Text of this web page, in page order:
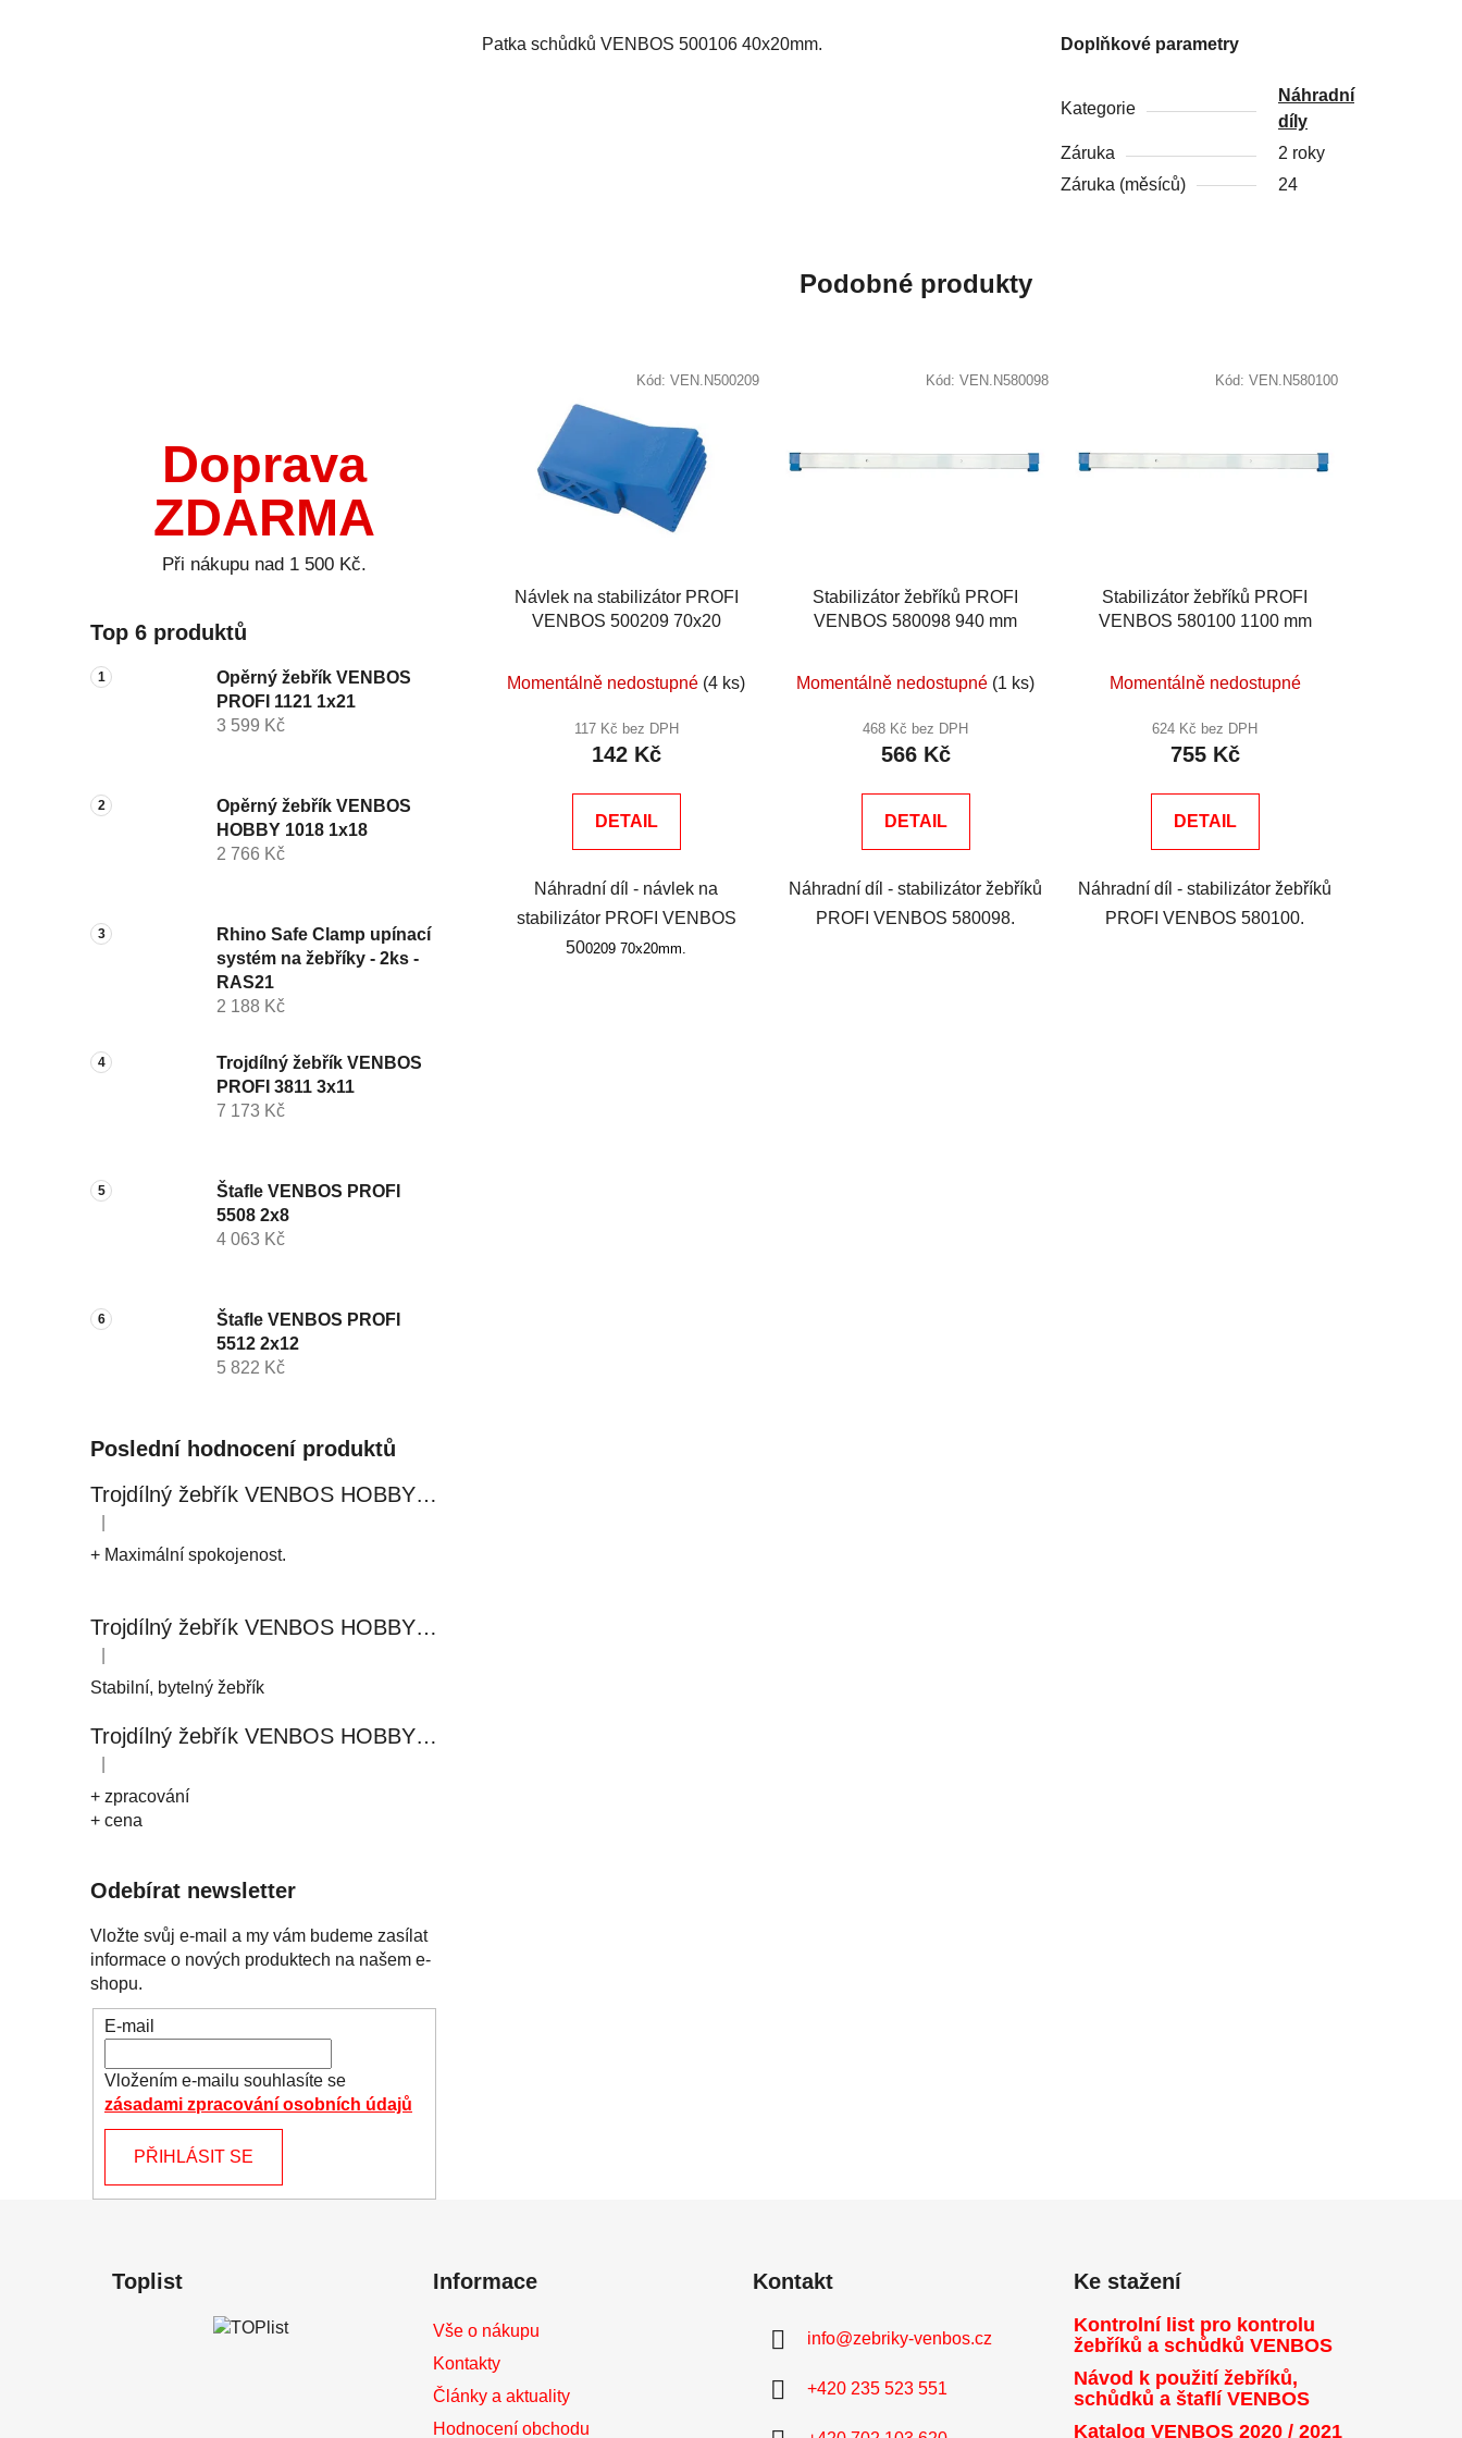
Doprava
ZDARMA
Při nákupu nad 1 500 Kč.
Top 6 produktů
Opěrný žebřík VENBOS
PROFI 1121 1x21
3 599 Kč
Opěrný žebřík VENBOS
HOBBY 1018 1x18
2 766 Kč
Rhino Safe Clamp upínací
systém na žebříky - 2ks -
RAS21
2 188 Kč
Trojdílný žebřík VENBOS
PROFI 3811 3x11
7 173 Kč
Štafle VENBOS PROFI
5508 2x8
4 063 Kč
Štafle VENBOS PROFI
5512 2x12
5 822 Kč
Poslední hodnocení produktů
Trojdílný žebřík VENBOS HOBBY 4409 3x9
Hodnocení produktu je 5 z 5 hvězdiček.
+ Maximální spokojenost.
Trojdílný žebřík VENBOS HOBBY 4411 3x11
Hodnocení produktu je 5 z 5 hvězdiček.
Stabilní, bytelný žebřík
Trojdílný žebřík VENBOS HOBBY 4408 3x8
Hodnocení produktu je 5 z 5 hvězdiček.
+ zpracování
+ cena
Odebírat newsletter
Vložte svůj e-mail a my vám budeme zasílat
informace o nových produktech na našem e-
shopu.
E-mail
Vložením e-mailu souhlasíte se
zásadami zpracování osobních údajů
PŘIHLÁSIT SE
Patka schůdků VENBOS 500106 40x20mm. Doplňkové parametry
Kategorie
Náhradní
díly
Záruka
2 roky
Záruka (měsíců)
24
Podobné produkty
Návlek na stabilizátor PROFI
VENBOS 500209 70x20
Momentálně nedostupné (4 ks)
117 Kč bez DPH
142 Kč
DETAIL
Náhradní díl - návlek na
stabilizátor PROFI VENBOS
500209 70x20mm.
Kód: VEN.N500209
Stabilizátor žebříků PROFI
VENBOS 580098 940 mm
Momentálně nedostupné (1 ks)
468 Kč bez DPH
566 Kč
DETAIL
Náhradní díl - stabilizátor žebříků
PROFI VENBOS 580098.
Kód: VEN.N580098
Stabilizátor žebříků PROFI
VENBOS 580100 1100 mm
Momentálně nedostupné
624 Kč bez DPH
755 Kč
DETAIL
Náhradní díl - stabilizátor žebříků
PROFI VENBOS 580100.
Kód: VEN.N580100
Toplist Informace
Vše o nákupu
Kontakty
Články a aktuality
Hodnocení obchodu
Kontakt
info@zebriky-venbos.cz
+420 235 523 551
Ke stažení
Kontrolní list pro kontrolu
žebříků a schůdků VENBOS
Návod k použití žebříků,
schůdků a štaflí VENBOS
Katalog VENBOS 2020 / 2021